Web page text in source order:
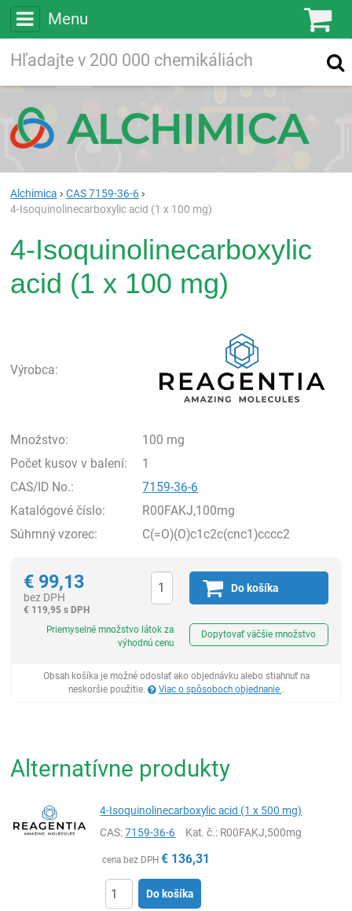
Menu
Vyhľadávanie
Alchimica
CAS 7159-36-6
4-Isoquinolinecarboxylic acid (1 x 100 mg)
4-Isoquinolinecarboxylic
acid (1 x 100 mg)
Výrobca:
Množstvo:
100 mg
Počet kusov v balení:
1
CAS/ID No.:
7159-36-6
Katalógové číslo:
R00FAKJ,100mg
Súhrnný vzorec:
C(=O)(O)c1c2c(cnc1)cccc2
€ 99,13
bez DPH
€ 119,95 s DPH
Do košíka
Priemyselné množstvo látok za
výhodnú cenu
Dopytovať väčšie množstvo
Obsah košíka je možné odoslať ako objednávku alebo stiahnuť na
neskoršie použitie.
Viac o spôsoboch objednanie .
Alternatívne produkty
4-Isoquinolinecarboxylic acid (1 x 500 mg)
CAS:7159-36-6 Kat. č.: R00FAKJ,500mg
cena bez DPH € 136,31
Do košíka